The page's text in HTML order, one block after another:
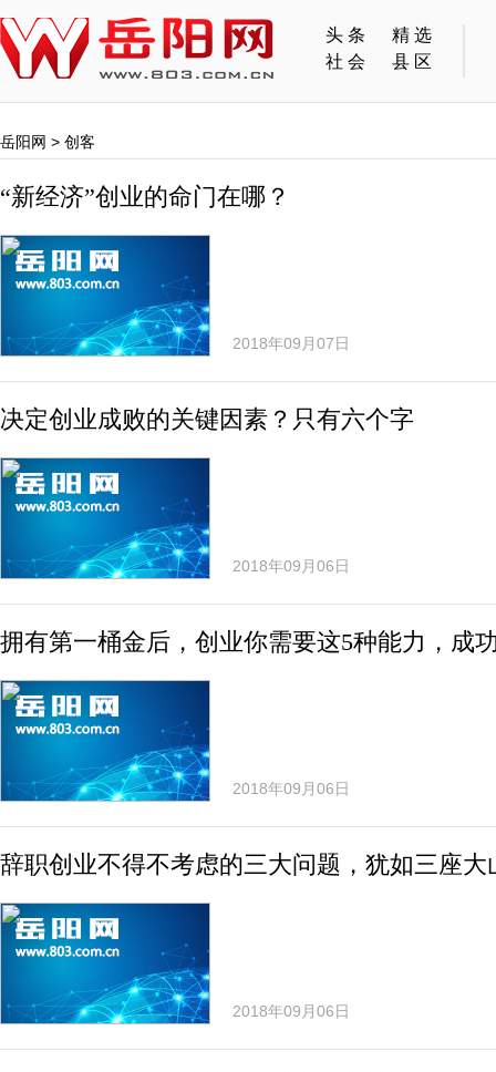
头条
精选
社会
县区
岳阳网 > 创客
“新经济”创业的命门在哪？
2018年09月07日
决定创业成败的关键因素？只有六个字
2018年09月06日
拥有第一桶金后，创业你需要这5种能力，成
2018年09月06日
辞职创业不得不考虑的三大问题，犹如三座
2018年09月06日